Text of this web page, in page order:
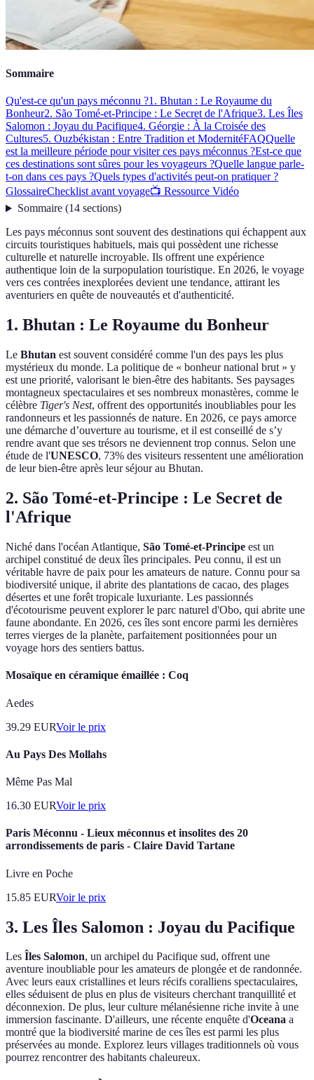
Sommaire
Qu'est-ce qu'un pays méconnu ?1. Bhutan : Le Royaume du
Bonheur2. São Tomé-et-Principe : Le Secret de l'Afrique3. Les Îles
Salomon : Joyau du Pacifique4. Géorgie : À la Croisée des
Cultures5. Ouzbékistan : Entre Tradition et ModernitéFAQQuelle
est la meilleure période pour visiter ces pays méconnus ?Est-ce que
ces destinations sont sûres pour les voyageurs ?Quelle langue parle-
t-on dans ces pays ?Quels types d'activités peut-on pratiquer ?
GlossaireChecklist avant voyage📺 Ressource Vidéo
Sommaire(14 sections)
Les pays méconnus sont souvent des destinations qui échappent aux
circuits touristiques habituels, mais qui possèdent une richesse
culturelle et naturelle incroyable. Ils offrent une expérience
authentique loin de la surpopulation touristique. En 2026, le voyage
vers ces contrées inexplorées devient une tendance, attirant les
aventuriers en quête de nouveautés et d'authenticité.
1. Bhutan : Le Royaume du Bonheur
Le Bhutan est souvent considéré comme l'un des pays les plus
mystérieux du monde. La politique de « bonheur national brut » y
est une priorité, valorisant le bien-être des habitants. Ses paysages
montagneux spectaculaires et ses nombreux monastères, comme le
célèbre Tiger's Nest, offrent des opportunités inoubliables pour les
randonneurs et les passionnés de nature. En 2026, ce pays amorce
une démarche d’ouverture au tourisme, et il est conseillé de s’y
rendre avant que ses trésors ne deviennent trop connus. Selon une
étude de l'UNESCO, 73% des visiteurs ressentent une amélioration
de leur bien-être après leur séjour au Bhutan.
2. São Tomé-et-Principe : Le Secret de
l'Afrique
Niché dans l'océan Atlantique, São Tomé-et-Principe est un
archipel constitué de deux îles principales. Peu connu, il est un
véritable havre de paix pour les amateurs de nature. Connu pour sa
biodiversité unique, il abrite des plantations de cacao, des plages
désertes et une forêt tropicale luxuriante. Les passionnés
d'écotourisme peuvent explorer le parc naturel d'Obo, qui abrite une
faune abondante. En 2026, ces îles sont encore parmi les dernières
terres vierges de la planète, parfaitement positionnées pour un
voyage hors des sentiers battus.
Mosaïque en céramique émaillée : Coq
Aedes
39.29 EURVoir le prix
Au Pays Des Mollahs
Même Pas Mal
16.30 EURVoir le prix
Paris Méconnu - Lieux méconnus et insolites des 20
arrondissements de paris - Claire David Tartane
Livre en Poche
15.85 EURVoir le prix
3. Les Îles Salomon : Joyau du Pacifique
Les Îles Salomon, un archipel du Pacifique sud, offrent une
aventure inoubliable pour les amateurs de plongée et de randonnée.
Avec leurs eaux cristallines et leurs récifs coralliens spectaculaires,
elles séduisent de plus en plus de visiteurs cherchant tranquillité et
déconnexion. De plus, leur culture mélanésienne riche invite à une
immersion fascinante. D'ailleurs, une récente enquête d'Oceana a
montré que la biodiversité marine de ces îles est parmi les plus
préservées au monde. Explorez leurs villages traditionnels où vous
pourrez rencontrer des habitants chaleureux.